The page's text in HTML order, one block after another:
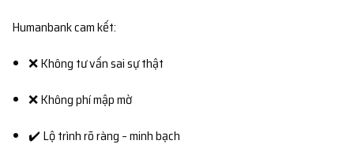
Humanbank cam kết:
❌ Không tư vấn sai sự thật
❌ Không phí mập mờ
✔️ Lộ trình rõ ràng – minh bạch